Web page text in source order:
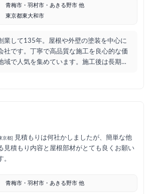
青梅市・羽村市・あきる野市 他
東京都東大和市
業して135年。屋根や外壁の塗装を中心に
社です。丁寧で高品質な施工を良心的な価
域で人気を集めています。施工後は長期保
京都]
見積もりは何社かしましたが、簡単な他
見積もり内容と屋根部材がとても良くお願い
。
青梅市・羽村市・あきる野市 他